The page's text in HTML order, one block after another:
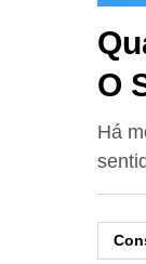
O
Há